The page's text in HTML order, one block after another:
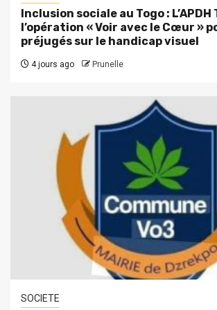
Inclusion sociale au Togo : L’APDH
l’opération « Voir avec le Cœur »
préjugés sur le handicap visuel
4 jours ago Prunelle
SOCIETE